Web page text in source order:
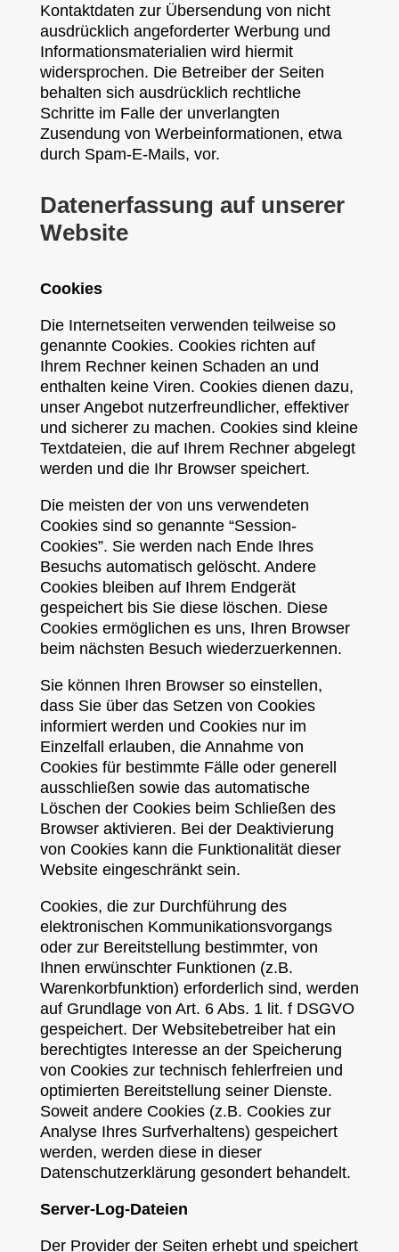
Kontaktdaten zur Übersendung von nicht
ausdrücklich angeforderter Werbung und
Informationsmaterialien wird hiermit
widersprochen. Die Betreiber der Seiten
behalten sich ausdrücklich rechtliche
Schritte im Falle der unverlangten
Zusendung von Werbeinformationen, etwa
durch Spam-E-Mails, vor.
Datenerfassung auf unserer
Website
Cookies
Die Internetseiten verwenden teilweise so
genannte Cookies. Cookies richten auf
Ihrem Rechner keinen Schaden an und
enthalten keine Viren. Cookies dienen dazu,
unser Angebot nutzerfreundlicher, effektiver
und sicherer zu machen. Cookies sind kleine
Textdateien, die auf Ihrem Rechner abgelegt
werden und die Ihr Browser speichert.
Die meisten der von uns verwendeten
Cookies sind so genannte “Session-
Cookies”. Sie werden nach Ende Ihres
Besuchs automatisch gelöscht. Andere
Cookies bleiben auf Ihrem Endgerät
gespeichert bis Sie diese löschen. Diese
Cookies ermöglichen es uns, Ihren Browser
beim nächsten Besuch wiederzuerkennen.
Sie können Ihren Browser so einstellen,
dass Sie über das Setzen von Cookies
informiert werden und Cookies nur im
Einzelfall erlauben, die Annahme von
Cookies für bestimmte Fälle oder generell
ausschließen sowie das automatische
Löschen der Cookies beim Schließen des
Browser aktivieren. Bei der Deaktivierung
von Cookies kann die Funktionalität dieser
Website eingeschränkt sein.
Cookies, die zur Durchführung des
elektronischen Kommunikationsvorgangs
oder zur Bereitstellung bestimmter, von
Ihnen erwünschter Funktionen (z.B.
Warenkorbfunktion) erforderlich sind, werden
auf Grundlage von Art. 6 Abs. 1 lit. f DSGVO
gespeichert. Der Websitebetreiber hat ein
berechtigtes Interesse an der Speicherung
von Cookies zur technisch fehlerfreien und
optimierten Bereitstellung seiner Dienste.
Soweit andere Cookies (z.B. Cookies zur
Analyse Ihres Surfverhaltens) gespeichert
werden, werden diese in dieser
Datenschutzerklärung gesondert behandelt.
Server-Log-Dateien
Der Provider der Seiten erhebt und speichert